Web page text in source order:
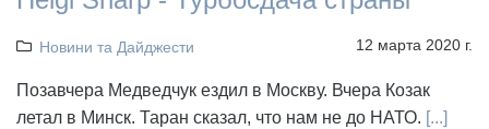
Новини та Дайджести 12 марта 2020 г.
Позавчера Медведчук ездил в Москву. Вчера Козак
летал в Минск. Таран сказал, что нам не до НАТО. [...]